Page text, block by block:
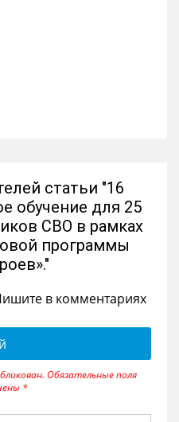
статьи "16
обучение для 25
СВО в рамках
программы
в комментариях
Обязательные поля
*